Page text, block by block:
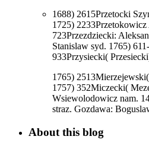
1688) 2615Przetocki
1725)
723Przezdziecki:
Stanislaw syd. 1765)
933Przysiecki(
1765)
1757) 352Miczecki(
Wsiewolodowicz nam.
straz. Gozdawa:
About this blog